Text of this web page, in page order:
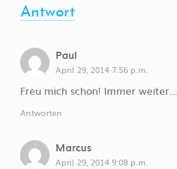
Antwort
Paul
April 29, 2014 7:56 p.m.
Freu mich schon! Immer weiter…
Antworten
Marcus
April 29, 2014 9:08 p.m.